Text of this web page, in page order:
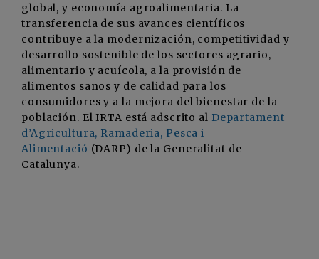
global, y economía agroalimentaria. La
transferencia de sus avances científicos
contribuye a la modernización, competitividad y
desarrollo sostenible de los sectores agrario,
alimentario y acuícola, a la provisión de
alimentos sanos y de calidad para los
consumidores y a la mejora del bienestar de la
población. El IRTA está adscrito al Departament
d’Agricultura, Ramaderia, Pesca i
Alimentació (DARP) de la Generalitat de
Catalunya.